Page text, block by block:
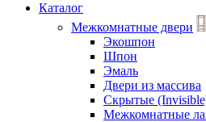
Каталог
Межкомнатные двери
Экошпон
Шпон
Эмаль
Двери из массива
Скрытые
Межкомнатные